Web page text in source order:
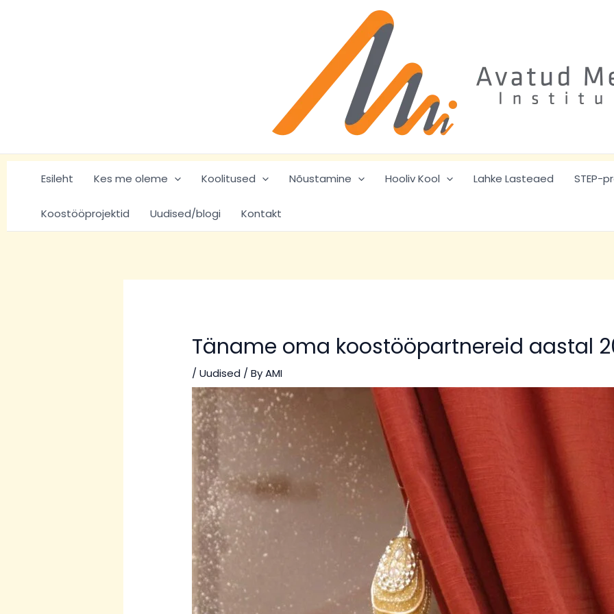
Esileht Kes me oleme Koolitused Nõustamine Hooliv Kool Lahke Lasteaed STEP-
Koostööprojektid Uudised/blogi Kontakt
Täname oma koostööpartnereid aastal
/Uudised / ByAMI